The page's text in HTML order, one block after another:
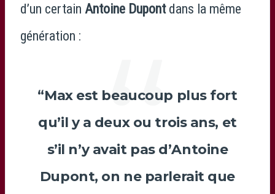
d’un certain Antoine Dupontdans la même
génération :
“Maxest beaucoup plus fort
qu’il y a deux ou trois ans, et
s’il n’y avait pas d’Antoine
Dupont, on ne parlerait que